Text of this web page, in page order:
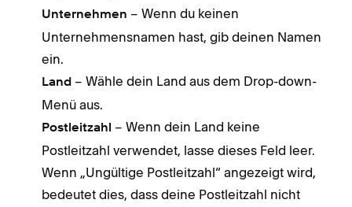
Unternehmen – Wenn du keinen
Unternehmensnamen hast, gib deinen Namen
ein.
Land – Wähle dein Land aus dem Drop-down-
Menü aus.
Postleitzahl
– Wenn dein Land keine
Postleitzahl verwendet, lasse dieses Feld leer.
Wenn „Ungültige Postleitzahl“ angezeigt wird,
bedeutet dies, dass deine Postleitzahl nicht